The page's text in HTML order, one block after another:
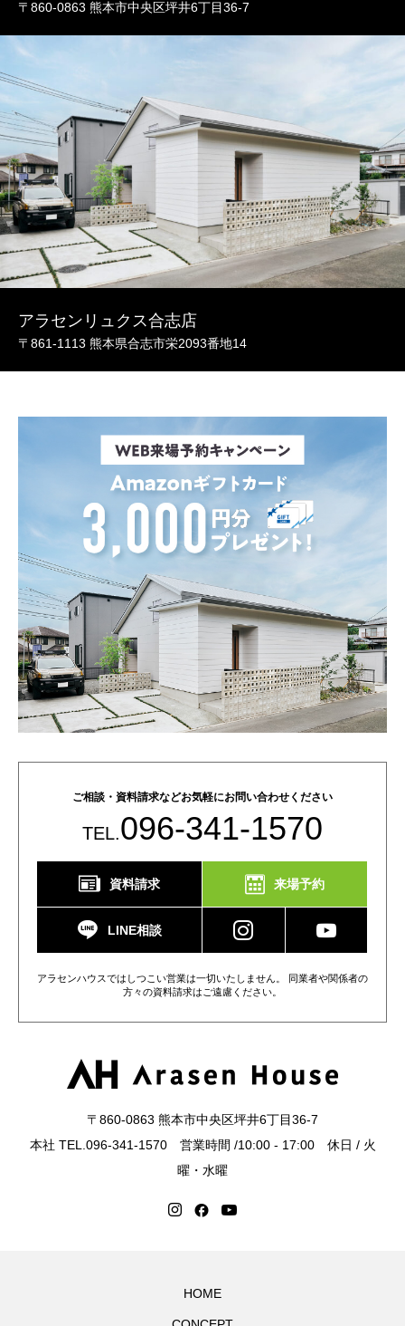
〒860-0863 熊本市中央区坪井6丁目36-7
アラセンリュクス合志店
〒861-1113 熊本県合志市栄2093番地14
ご相談・資料請求などお気軽にお問い合わせください
TEL.096-341-1570
資料請求 来場予約
LINE相談
アラセンハウスではしつこい営業は一切いたしません。 同業者や関係者の
方々の資料請求はご遠慮ください。
〒860-0863 熊本市中央区坪井6丁目36-7
本社 TEL.096-341-1570 営業時間 /10:00 - 17:00 休日 / 火
曜・水曜
HOME